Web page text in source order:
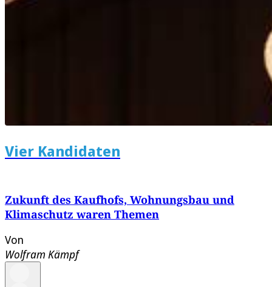
Vier Kandidaten
Zukunft des Kaufhofs, Wohnungsbau und
Klimaschutz waren Themen
Von
Wolfram Kämpf